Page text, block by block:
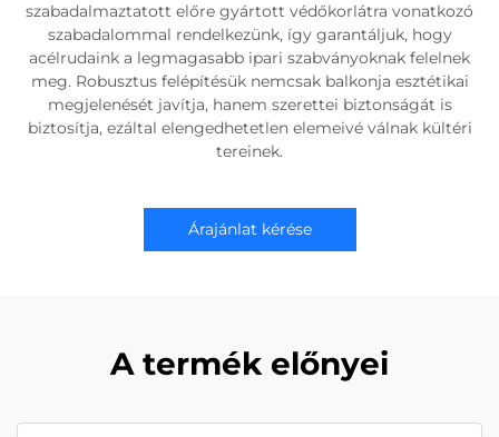
szabadalmaztatott előre gyártott védőkorlátra vonatkozó
szabadalommal rendelkezünk, így garantáljuk, hogy
acélrudaink a legmagasabb ipari szabványoknak felelnek
meg. Robusztus felépítésük nemcsak balkonja esztétikai
megjelenését javítja, hanem szerettei biztonságát is
biztosítja, ezáltal elengedhetetlen elemeivé válnak kültéri
tereinek.
Árajánlat kérése
A termék előnyei